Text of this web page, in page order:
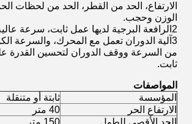
الارتفاع، الحد من القطر، الحد من لحظات
الوزن وحجب.
2الرافعة البرجية لديها عمل ثابت، سرعة عالية وكفاءة.
3آلية الدوران تعمل مع المحرك، والسرعة
من السرعة ووقف الدوران لتحسين القدرة
ثابت.
المواصفات
المؤسسة
ثابتة أو متنقلة
الارتفاع الحر
40 متر
الحد الأقصى للطول
150 متر